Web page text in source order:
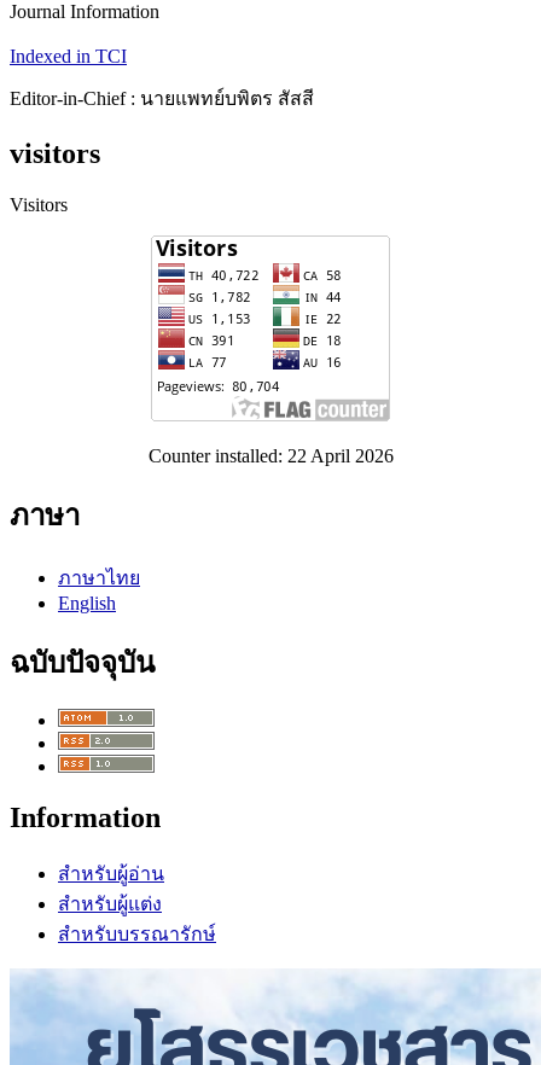
Journal Information
Indexed in TCI
Editor-in-Chief : นายแพทย์บพิตร สัสสี
visitors
Visitors
Counter installed: 22 April 2026
ภาษา
ภาษาไทย
English
ฉบับปัจจุบัน
Information
สำหรับผู้อ่าน
สำหรับผู้แต่ง
สำหรับบรรณารักษ์